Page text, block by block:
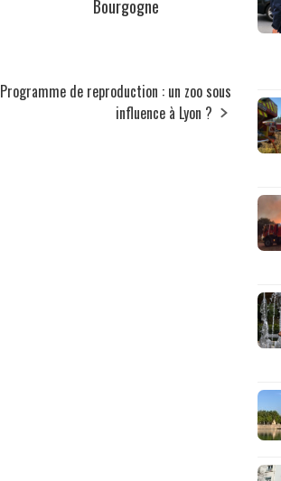
Bourgogne
Programme de reproduction : un zoo sous
influence à Lyon ?